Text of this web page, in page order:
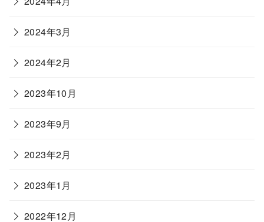
2024年3月
2024年2月
2023年10月
2023年9月
2023年2月
2023年1月
2022年12月